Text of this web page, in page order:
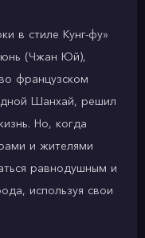
в стиле Кунг-фу»
(Чжан Юй),
французском
Шанхай, решил
Но, когда
и жителями
равнодушным и
используя свои